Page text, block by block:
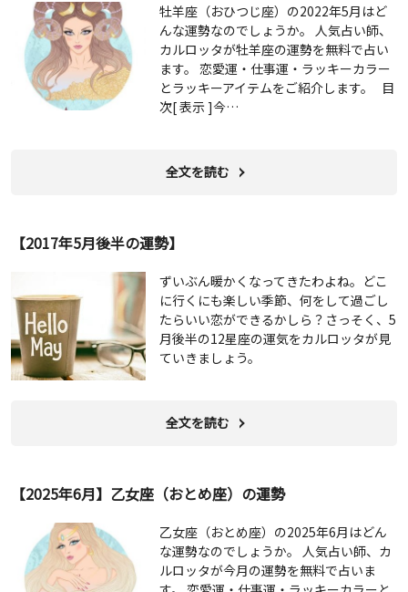
牡羊座（おひつじ座）の2022年5月はど
んな運勢なのでしょうか。 人気占い師、
カルロッタが牡羊座の運勢を無料で占い
ます。 恋愛運・仕事運・ラッキーカラー
とラッキーアイテムをご紹介します。 目
次[ 表示 ]今…
全文を読む
【2017年5月後半の運勢】
ずいぶん暖かくなってきたわよね。どこ
に行くにも楽しい季節、何をして過ごし
たらいい恋ができるかしら？さっそく、5
月後半の12星座の運気をカルロッタが見
ていきましょう。
全文を読む
【2025年6月】乙女座（おとめ座）の運勢
乙女座（おとめ座）の2025年6月はどん
な運勢なのでしょうか。 人気占い師、カ
ルロッタが今月の運勢を無料で占いま